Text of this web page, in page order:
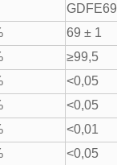
GDFE69
69 ± 1
≥99,5
<0,05
<0,05
<0,01
<0,05